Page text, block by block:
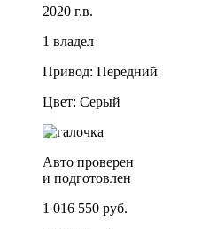
2020 г.в.
1 владел
Привод: Передний
Цвет: Серый
Авто проверен
и подготовлен
1 016 550 руб.